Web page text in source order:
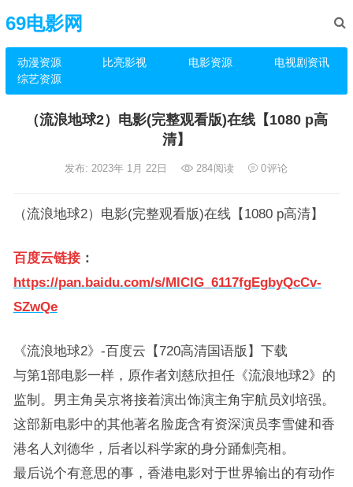
69电影网
动漫资源 比亮影视 电影资源
电视剧资讯
综艺资源
（流浪地球2）电影(完整观看版)在线【1080 p高
清】
发布: 2023年 1月 22日 284阅读 0评论
（流浪地球2）电影(完整观看版)在线【1080 p高清】
百度云链接：
https://pan.baidu.com/s/MlCIG_6117fgEgbyQcCv-
SZwQe
《流浪地球2》-百度云【720高清国语版】下载
与第1部电影一样，原作者刘慈欣担任《流浪地球2》的
监制。男主角吴京将接着演出饰演主角宇航员刘培强。
这部新电影中的其他著名脸庞含有资深演员李雪健和香
港名人刘德华，后者以科学家的身分踊劁亮相。
最后说个有意思的事，香港电影对于世界输出的有动作